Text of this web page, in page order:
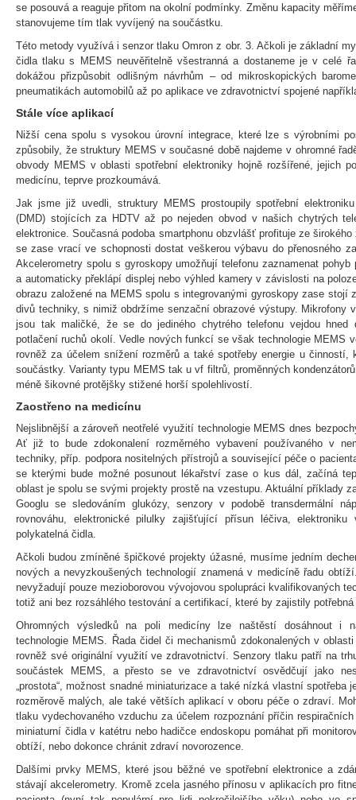
se posouvá a reaguje přitom na okolní podmínky. Změnu kapacity
stanovujeme tím tlak vyvíjený na součástku.
Této metody využívá i senzor tlaku Omron z obr. 3. Ačkoli je základní
čidla tlaku s MEMS neuvěřitelně všestranná a dostaneme je v celé
dokážou přizpůsobit odlišným návrhům – od mikroskopických
pneumatikách automobilů až po aplikace ve zdravotnictví spojené
Stále více aplikací
Nižší cena spolu s vysokou úrovní integrace, které lze s výrobními
způsobily, že struktury MEMS v současné době najdeme v ohromné
obvody MEMS v oblasti spotřební elektroniky hojně rozšířené, jejich
medicínu, teprve prozkoumává.
Jak jsme již uvedli, struktury MEMS prostoupily spotřební
(DMD) stojících za HDTV až po nejeden obvod v našich chytrých
elektronice. Současná podoba smartphonu obzvlášť profituje ze
se zase vrací ve schopnosti dostat veškerou výbavu do přenosného
Akcelerometry spolu s gyroskopy umožňují telefonu zaznamenat
a automaticky překlápí displej nebo výhled kamery v závislosti na
obrazu založené na MEMS spolu s integrovanými gyroskopy zase stojí
divů techniky, s nimiž obdržíme senzační obrazové výstupy. Mikrofony
jsou tak maličké, že se do jediného chytrého telefonu vejdou
potlačení ruchů okolí. Vedle nových funkcí se však technologie MEMS
rovněž za účelem snížení rozměrů a také spotřeby energie u činností,
součástky. Varianty typu MEMS tak u vf filtrů, proměnných
méně šikovné protějšky stižené horší spolehlivostí.
Zaostřeno na medicínu
Nejslibnější a zároveň neotřelé využití technologie MEMS dnes
Ať již to bude zdokonalení rozměrného vybavení používaného v
techniky, příp. podpora nositelných přístrojů a související péče o
se kterými bude možné posunout lékařství zase o kus dál, začíná
oblast je spolu se svými projekty prostě na vzestupu. Aktuální příklady
Googlu se sledováním glukózy, senzory v podobě transdermální
rovnováhu, elektronické pilulky zajišťující přísun léčiva, elektroniku
polykatelná čidla.
Ačkoli budou zmíněné špičkové projekty úžasné, musíme jedním
nových a nevyzkoušených technologií znamená v medicíně řadu
nevyžadují pouze mezioborovou vývojovou spolupráci kvalifikovaných
totiž ani bez rozsáhlého testování a certifikací, které by zajistily
Ohromných výsledků na poli medicíny lze naštěstí dosáhnout i
technologie MEMS. Řada čidel či mechanismů zdokonalených v
rovněž své originální využití ve zdravotnictví. Senzory tlaku patří na
součástek MEMS, a přesto se ve zdravotnictví osvědčují jako
„prostota“, možnost snadné miniaturizace a také nízká vlastní spotřeba
rozměrově malých, ale také větších aplikací v oboru péče o zdraví.
tlaku vydechovaného vzduchu za účelem rozpoznání příčin
miniaturní čidla v katétru nebo hadičce endoskopu pomáhat při
obtíží, nebo dokonce chránit zdraví novorozence.
Dalšími prvky MEMS, které jsou běžné ve spotřební elektronice a
stávají akcelerometry. Kromě zcela jasného přínosu v aplikacích pro